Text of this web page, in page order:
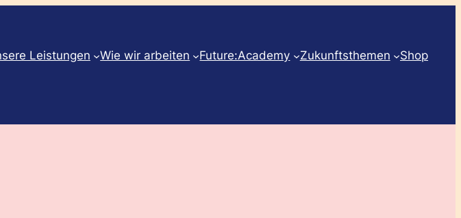
Leistungen Wie wir arbeiten Future:Academy Zukunftsthemen Shop